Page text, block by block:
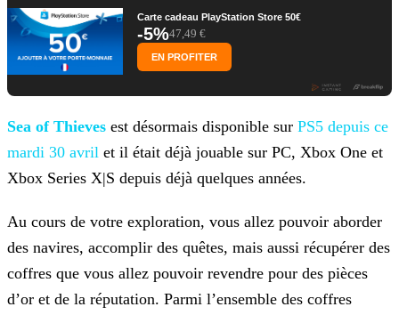
Carte cadeau PlayStation Store 50€
-5%47,49 €
EN PROFITER
Sea of Thieves est désormais disponible sur PS5 depuis ce
mardi 30 avril et il était déjà jouable sur PC, Xbox One et
Xbox Series X|S depuis déjà quelques années.
Au cours de votre exploration, vous allez pouvoir aborder
des navires, accomplir des quêtes, mais aussi récupérer des
coffres que vous allez pouvoir revendre pour des pièces
d’or et de la réputation. Parmi l’ensemble des coffres